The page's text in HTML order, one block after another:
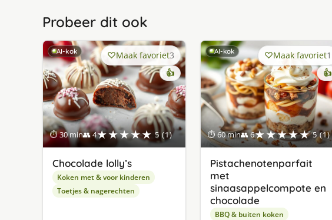
Probeer dit ook
AI-kok
⏱ 30 min👥 4★★★★★ 5 (1)
Maak favoriet3
👍
Chocolade lolly’s
Koken met & voor kinderen
Toetjes & nagerechten
AI-kok
⏱ 60 min👥 6★★★★★ 5 (1)
Maak favoriet1
👍
Pistachenotenparfait
met
sinaasappelcompote en
chocolade
BBQ & buiten koken